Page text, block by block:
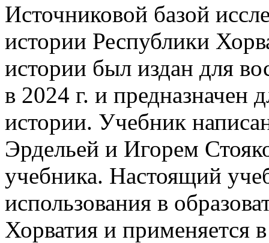
Источниковой базой
истории Республики
истории был издан для
в 2024 г. и предназначен
истории. Учебник
Эрдельей и Игорем
учебника. Настоящий
использования в
Хорватия и применяется